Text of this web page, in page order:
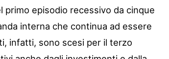
primo episodio recessivo da cinque
interna che continua ad essere
infatti, sono scesi per il terzo